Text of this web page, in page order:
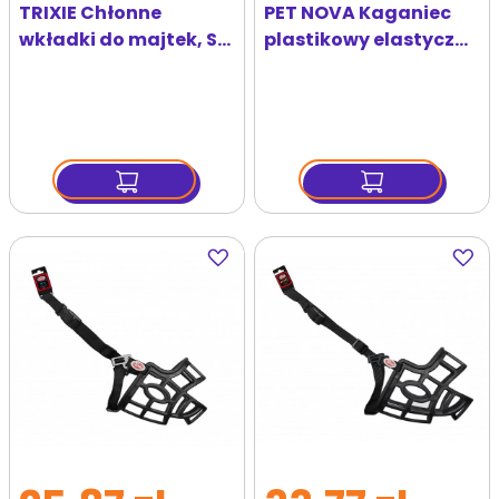
TRIXIE Chłonne
wkładki do majtek, S,
PET NOVA Kaganiec
plastikowy elastyczny
Dodaj
do
ulubionych
Dodaj
do